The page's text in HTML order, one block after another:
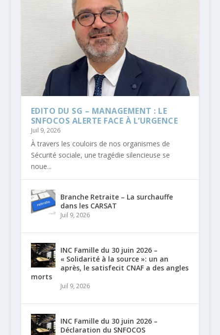
EDITO DU SG – MANAGEMENT : LE
SNFOCOS ALERTE FACE À L’URGENCE
Juil 9, 2026
À travers les couloirs de nos organismes de
Sécurité sociale, une tragédie silencieuse se
noue...
Branche Retraite – La surchauffe
dans les CARSAT
Juil 9, 2026
INC Famille du 30 juin 2026 –
« Solidarité à la source »: un an
après, le satisfecit CNAF a des angles
morts
Juil 9, 2026
INC Famille du 30 juin 2026 –
Déclaration du SNFOCOS